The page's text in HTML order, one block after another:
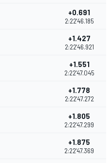
+0.691
2:22'46.185
+1.427
2:22'46.921
+1.551
2:22'47.045
+1.778
2:22'47.272
+1.805
2:22'47.299
+1.875
2:22'47.369